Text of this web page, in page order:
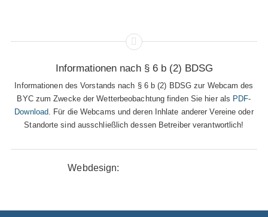
Informationen nach § 6 b (2) BDSG
Informationen des Vorstands nach § 6 b (2) BDSG zur Webcam des
BYC zum Zwecke der Wetterbeobachtung finden Sie hier als PDF-
Download . Für die Webcams und deren Inhlate anderer Vereine oder
Standorte sind ausschließlich dessen Betreiber verantwortlich!
Webdesign: